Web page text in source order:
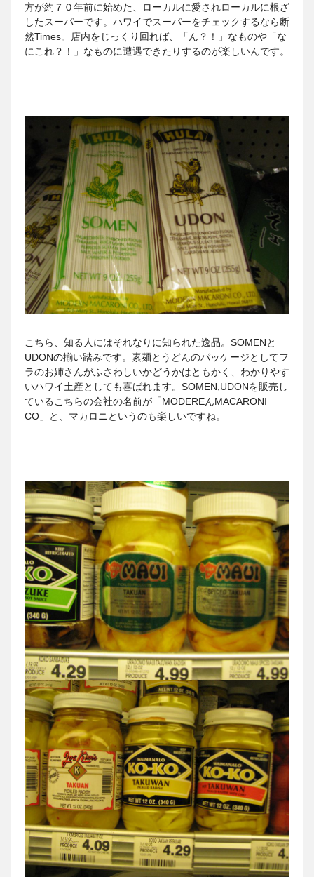
方が約７０年前に始めた、ローカルに愛されローカルに根ざ
したスーパーです。ハワイでスーパーをチェックするなら断
然Times。店内をじっくり回れば、「ん？！」なものや「な
にこれ？！」なものに遭遇できたりするのが楽しいんです。
こちら、知る人にはそれなりに知られた逸品。SOMENと
UDONの揃い踏みです。素麺とうどんのパッケージとしてフ
ラのお姉さんがふさわしいかどうかはともかく、わかりやす
いハワイ土産としても喜ばれます。SOMEN,UDONを販売し
ているこちらの会社の名前が「MODEREんMACARONI
CO」と、マカロニというのも楽しいですね。